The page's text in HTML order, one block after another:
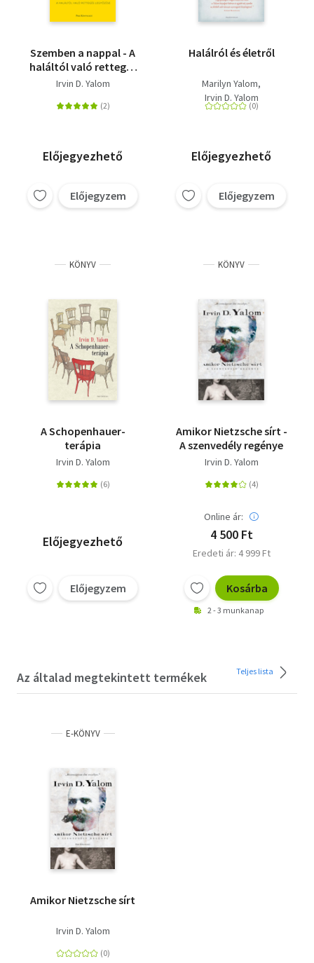
Szemben a nappal - A
haláltól való rettegés
legyőzése
Irvin D. Yalom
Előjegyezhető
Előjegyzem
Halálról és életről
Marilyn Yalom
Irvin D. Yalom
Előjegyezhető
Előjegyzem
KÖNYV
A Schopenhauer-
terápia
Irvin D. Yalom
Előjegyezhető
Előjegyzem
KÖNYV
Amikor Nietzsche sírt -
A szenvedély regénye
Irvin D. Yalom
Online ár:
4 500 Ft
Eredeti ár: 4 999 Ft
Kosárba
2 - 3 munkanap
Az általad megtekintett termékek Teljes lista
E-KÖNYV
Amikor Nietzsche sírt
Irvin D. Yalom